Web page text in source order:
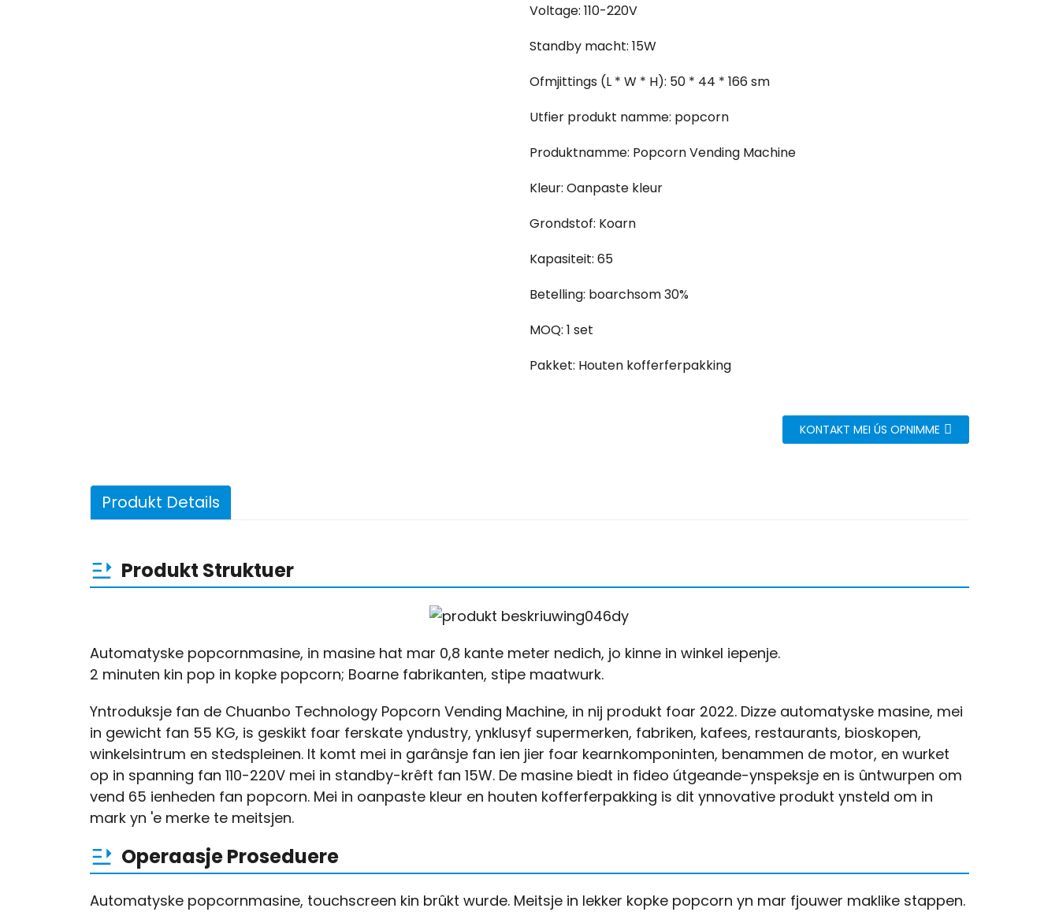
Voltage: 110-220V
Standby macht: 15W
Ofmjittings (L * W * H): 50 * 44 * 166 sm
Utfier produkt namme: popcorn
Produktnamme: Popcorn Vending Machine
Kleur: Oanpaste kleur
Grondstof: Koarn
Kapasiteit: 65
Betelling: boarchsom 30%
MOQ: 1 set
Pakket: Houten kofferferpakking
KONTAKT MEI ÚS OPNIMME
Produkt Details
Produkt Struktuer
Automatyske popcornmasine, in masine hat mar 0,8 kante meter nedich, jo kinne in winkel iepenje.
2 minuten kin pop in kopke popcorn; Boarne fabrikanten, stipe maatwurk.
Yntroduksje fan de Chuanbo Technology Popcorn Vending Machine, in nij produkt foar 2022. Dizze automatyske masine, mei
in gewicht fan 55 KG, is geskikt foar ferskate yndustry, ynklusyf supermerken, fabriken, kafees, restaurants, bioskopen,
winkelsintrum en stedspleinen. It komt mei in garânsje fan ien jier foar kearnkomponinten, benammen de motor, en wurket
op in spanning fan 110-220V mei in standby-krêft fan 15W. De masine biedt in fideo útgeande-ynspeksje en is ûntwurpen om
vend 65 ienheden fan popcorn. Mei in oanpaste kleur en houten kofferferpakking is dit ynnovative produkt ynsteld om in
mark yn 'e merke te meitsjen.
Operaasje Proseduere
Automatyske popcornmasine, touchscreen kin brûkt wurde. Meitsje in lekker kopke popcorn yn mar fjouwer maklike stappen.